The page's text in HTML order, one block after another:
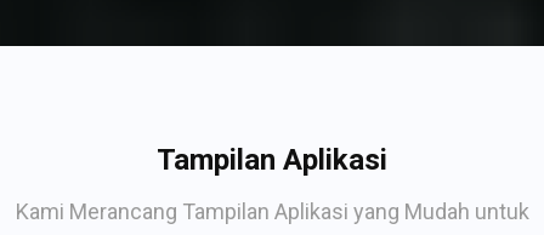
Tampilan Aplikasi
Kami Merancang Tampilan Aplikasi yang Mudah untuk